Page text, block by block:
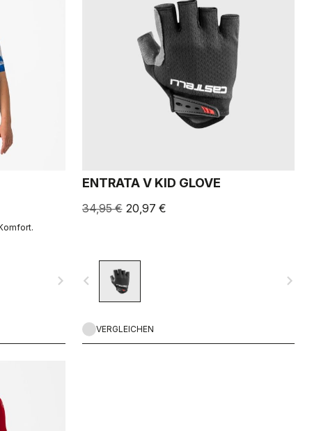
navigate_next
ENTRATA V KID GLOVE
34,95 € 20,97 €
navigate_before navigate_next
VERGLEICHEN